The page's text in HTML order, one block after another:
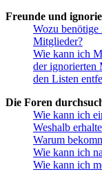
Freunde und
Wozu benötige
Mitglieder?
Wie kann ich
der ignorierten
den Listen
Die Foren
Wie kann ich
Weshalb
Warum
Wie kann ich
Wie kann ich